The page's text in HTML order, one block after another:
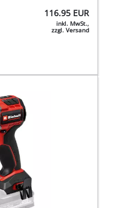
116.95 EUR
inkl. MwSt.,
zzgl. Versand